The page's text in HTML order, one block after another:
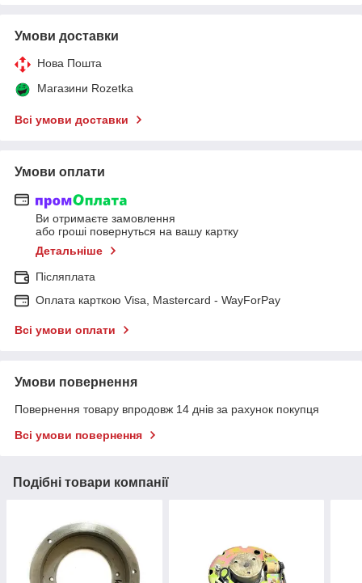
Умови доставки
Нова Пошта
Магазини Rozetka
Всі умови доставки
Умови оплати
Ви отримаєте замовлення
або гроші повернуться на вашу картку
Детальніше
Післяплата
Оплата карткою Visa, Mastercard - WayForPay
Всі умови оплати
Умови повернення
Повернення товару впродовж 14 днів за рахунок покупця
Всі умови повернення
Подібні товари компанії